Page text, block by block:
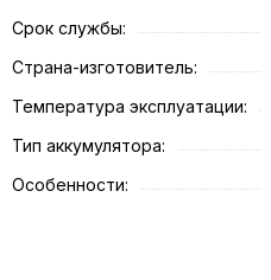
Срок службы:
Страна-изготовитель:
Температура эксплуатации:
Тип аккумулятора:
Особенности: